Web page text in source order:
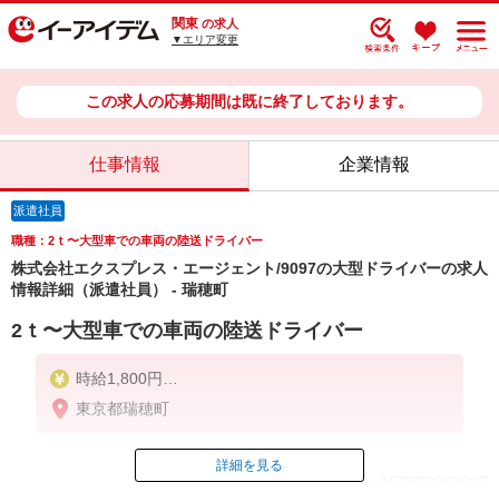
関東 の求人
▼エリア変更
この求人の応募期間は既に終了しております。
仕事情報 企業情報
派遣社員
職種：2ｔ〜大型車での車両の陸送ドライバー
株式会社エクスプレス・エージェント/9097の大型ドライバーの求人
情報詳細（派遣社員） - 瑞穂町
2ｔ〜大型車での車両の陸送ドライバー
時給1,800円
※交通費は別途実費分支給！（条件あり）
東京都瑞穂町
ID：AE0603869097
詳細を見る